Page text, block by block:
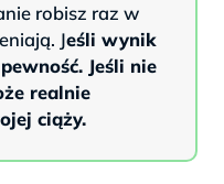
robisz raz w
Jeśli wynik
Jeśli nie
realnie
ciąży.